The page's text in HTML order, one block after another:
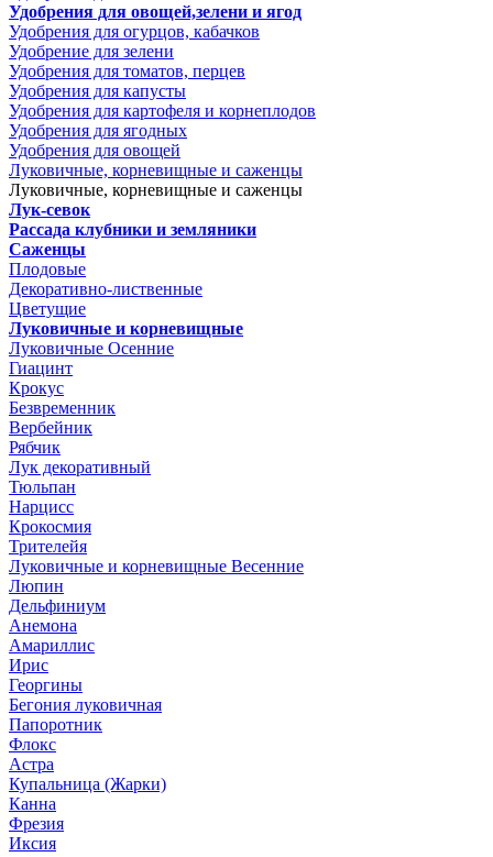
Удобрения для овощей,зелени и ягод
Удобрения для огурцов, кабачков
Удобрение для зелени
Удобрения для томатов, перцев
Удобрения для капусты
Удобрения для картофеля и корнеплодов
Удобрения для ягодных
Удобрения для овощей
Луковичные, корневищные и саженцы
Луковичные, корневищные и саженцы
Лук-севок
Рассада клубники и земляники
Саженцы
Плодовые
Декоративно-лиственные
Цветущие
Луковичные и корневищные
Луковичные Осенние
Гиацинт
Крокус
Безвременник
Вербейник
Рябчик
Лук декоративный
Тюльпан
Нарцисс
Крокосмия
Трителейя
Луковичные и корневищные Весенние
Люпин
Дельфиниум
Анемона
Амариллис
Ирис
Георгины
Бегония луковичная
Папоротник
Флокс
Астра
Купальница (Жарки)
Канна
Фрезия
Иксия